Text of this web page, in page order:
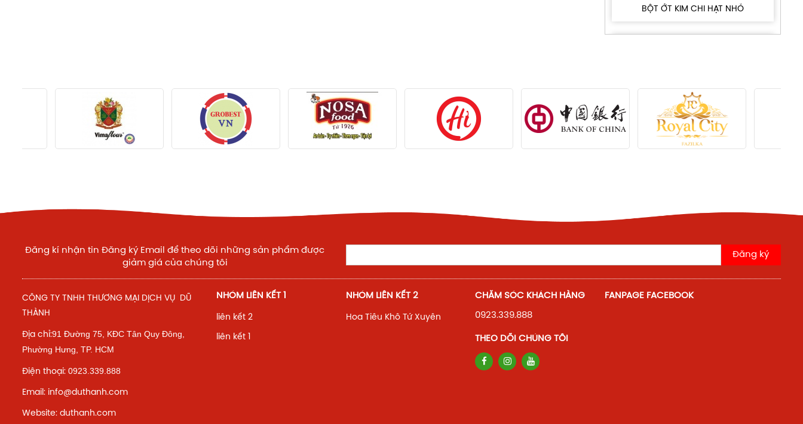
BỘT ỚT KIM CHI HẠT NHỎ
Đăng kí nhận tin Đăng ký Email để theo dõi những sản phẩm được
giảm giá của chúng tôi
Đăng ký
CÔNG TY TNHH THƯƠNG MẠI DỊCH VỤ DŨ
THÀNH
Địa chỉ:91 Đường 75, KĐC Tân Quy Đông,
Phường Hưng, TP. HCM
Điện thoại: 0923.339.888
Email: info@duthanh.com
Website: duthanh.com
NHÓM LIÊN KẾT 1
liên kết 2
liên kết 1
NHÓM LIÊN KẾT 2
Hoa Tiêu Khô Tứ Xuyên
CHĂM SÓC KHÁCH HÀNG
0923.339.888
THEO DÕI CHÚNG TÔI
FANPAGE FACEBOOK